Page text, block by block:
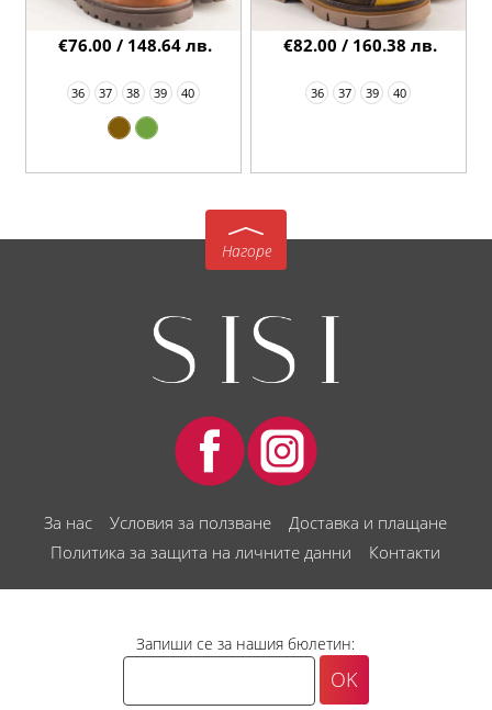
36 37 38 39 40
€76.00 / 148.64 лв.
36 37 39 40
€82.00 / 160.38 лв.
Нагоре
За нас Условия за ползване
Доставка и плащане
Политика за защита на личните данни
Контакти
Запиши се за нашия бюлетин: